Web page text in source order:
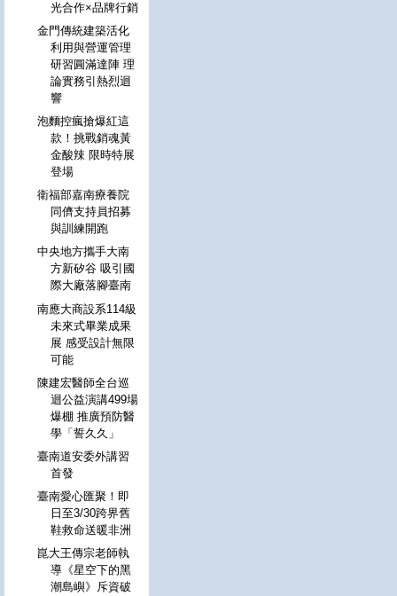
光合作×品牌行銷
金門傳統建築活化
利用與營運管理
研習圓滿達陣 理
論實務引熱烈迴
響
泡麵控瘋搶爆紅這
款！挑戰銷魂黃
金酸辣 限時特展
登場
衛福部嘉南療養院
同儕支持員招募
與訓練開跑
中央地方攜手大南
方新矽谷 吸引國
際大廠落腳臺南
南應大商設系114級
未來式畢業成果
展 感受設計無限
可能
陳建宏醫師全台巡
迴公益演講499場
爆棚 推廣預防醫
學「誓久久」
臺南道安委外講習
首發
臺南愛心匯聚！即
日至3/30跨界舊
鞋救命送暖非洲
崑大王傳宗老師執
導《星空下的黑
潮島嶼》斥資破